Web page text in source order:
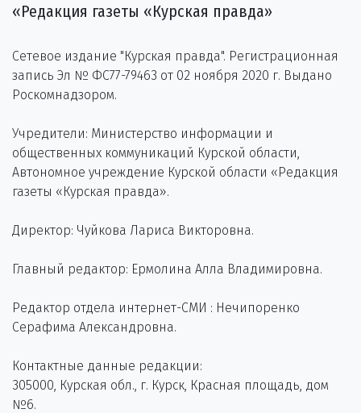
«Редакция газеты «Курская правда»
Сетевое издание "Курская правда". Регистрационная
запись Эл № ФС77-79463 от 02 ноября 2020 г. Выдано
Роскомнадзором.
Учредители: Министерство информации и
общественных коммуникаций Курской области,
Автономное учреждение Курской области «Редакция
газеты «Курская правда».
Директор: Чуйкова Лариса Викторовна.
Главный редактор: Ермолина Алла Владимировна.
Редактор отдела интернет-СМИ : Нечипоренко
Серафима Александровна.
Контактные данные редакции:
305000, Курская обл., г. Курск, Красная площадь, дом
№6.